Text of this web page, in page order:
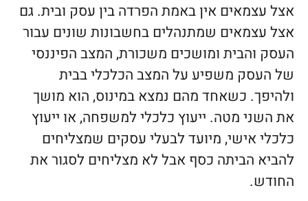
אצל עצמאים אין באמת הפרדה בין עסק ובית. גם
אצל עצמאים שמתנהלים בחשבונות שונים עבור
העסק והבית ומושכים משכורת, המצב הפיננסי
של העסק משפיע על המצב הכלכלי בבית
ולהיפך. כשאחד מהם נמצא במינוס, הוא מושך
את השני מטה. ייעוץ כלכלי למשפחה, או ייעוץ
כלכלי אישי, מיועד לבעלי עסקים שמצליחים
להביא הביתה כסף אבל לא מצליחים לסגור את
החודש.